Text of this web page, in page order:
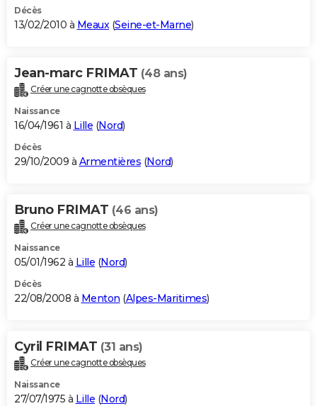
Décès
13/02/2010 à Meaux(Seine-et-Marne)
Jean-marc FRIMAT (48 ans)
Créer une cagnotte obsèques
Naissance
16/04/1961 à Lille (Nord)
Décès
29/10/2009 à Armentières (Nord)
Bruno FRIMAT (46 ans)
Créer une cagnotte obsèques
Naissance
05/01/1962 à Lille (Nord)
Décès
22/08/2008 à Menton (Alpes-Maritimes)
Cyril FRIMAT (31 ans)
Créer une cagnotte obsèques
Naissance
27/07/1975 à Lille (Nord)